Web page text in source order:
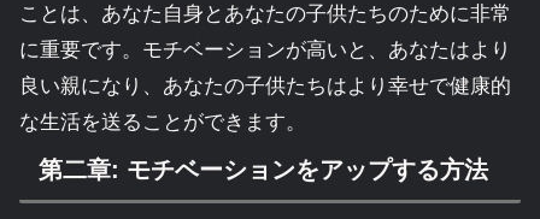
ことは、あなた自身とあなたの子供たちのために非常
に重要です。モチベーションが高いと、あなたはより
良い親になり、あなたの子供たちはより幸せで健康的
な生活を送ることができます。
第二章: モチベーションをアップする方法